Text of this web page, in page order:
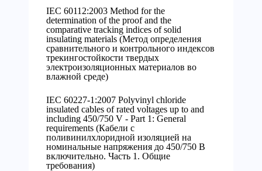
IEC 60112:2003 Method for the
determination of the proof and the
comparative tracking indices of solid
insulating materials (Метод определения
сравнительного и контрольного индексов
трекингостойкости твердых
электроизоляционных материалов во
влажной среде)
IEC 60227-1:2007 Polyvinyl chloride
insulated cables of rated voltages up to and
including 450/750 V - Part 1: General
requirements (Кабели с
поливинилхлоридной изоляцией на
номинальные напряжения до 450/750 В
включительно. Часть 1. Общие
требования)